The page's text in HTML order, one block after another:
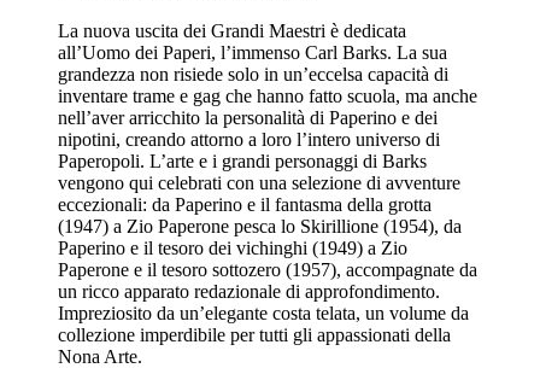
La nuova uscita dei Grandi Maestri è dedicata
all’Uomo dei Paperi, l’immenso Carl Barks. La sua
grandezza non risiede solo in un’eccelsa capacità di
inventare trame e gag che hanno fatto scuola, ma anche
nell’aver arricchito la personalità di Paperino e dei
nipotini, creando attorno a loro l’intero universo di
Paperopoli. L’arte e i grandi personaggi di Barks
vengono qui celebrati con una selezione di avventure
eccezionali: da Paperino e il fantasma della grotta
(1947) a Zio Paperone pesca lo Skirillione (1954), da
Paperino e il tesoro dei vichinghi (1949) a Zio
Paperone e il tesoro sottozero (1957), accompagnate da
un ricco apparato redazionale di approfondimento.
Impreziosito da un’elegante costa telata, un volume da
collezione imperdibile per tutti gli appassionati della
Nona Arte.